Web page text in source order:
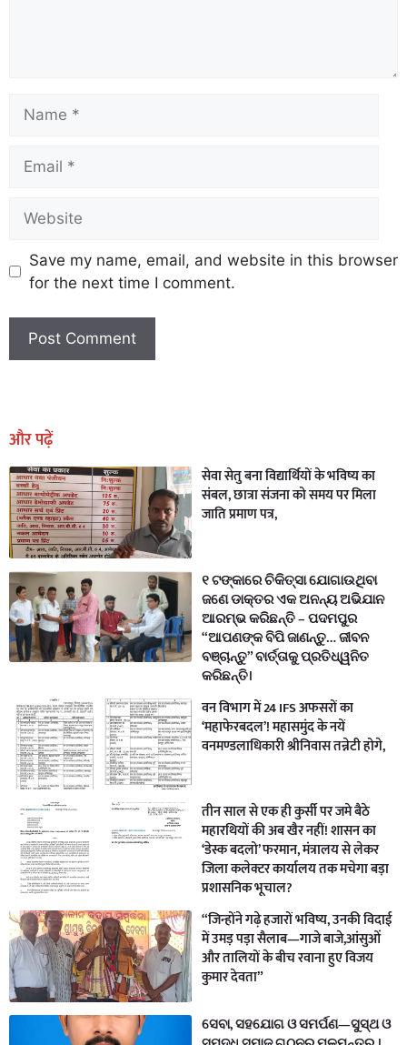
Save my name, email, and website in this browser
for the next time I comment.
और पढ़ें
सेवा सेतु बना विद्यार्थियों के भविष्य का
संबल, छात्रा संजना को समय पर मिला
जाति प्रमाण पत्र,
୧ ଟଙ୍କାରେ ଚିକିତ୍ସା ଯୋଗାଉଥିବା
ଜଣେ ଡାକ୍ତର ଏକ ଅନନ୍ୟ ଅଭିଯାନ
ଆରମ୍ଭ କରିଛନ୍ତି – ପଦମପୁର
“ଆପଣଙ୍କ ବିପି ଜାଣନ୍ତୁ… ଜୀବନ
ବଞ୍ଚାନ୍ତୁ” ବାର୍ତ୍ତାକୁ ପ୍ରତିଧ୍ୱନିତ
କରିଛନ୍ତି।
वन विभाग में 24 IFS अफसरों का
‘महाफेरबदल’! महासमुंद के नयें
वनमण्डलाधिकारी श्रीनिवास तन्नेटी होगे,
तीन साल से एक ही कुर्सी पर जमे बैठे
महारथियों की अब खैर नहीं! शासन का
‘डेस्क बदलो’ फरमान, मंत्रालय से लेकर
जिला कलेक्टर कार्यालय तक मचेगा बड़ा
प्रशासनिक भूचाल?
“जिन्होंने गढ़े हजारों भविष्य, उनकी विदाई
में उमड़ पड़ा सैलाब—गाजे बाजे,आंसुओं
और तालियों के बीच रवाना हुए विजय
कुमार देवता”
ସେବା, ସହଯୋଗ ଓ ସମର୍ପଣ—ସୁସ୍ଥ ଓ